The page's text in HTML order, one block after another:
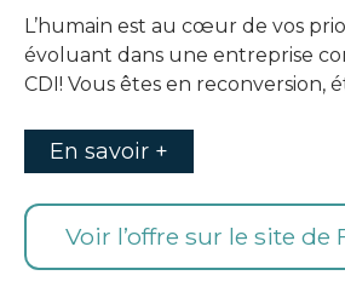
L’humain est au cœur de vos
évoluant dans une entreprise
CDI! Vous êtes en
En savoir +
Voir l’offre sur le site de